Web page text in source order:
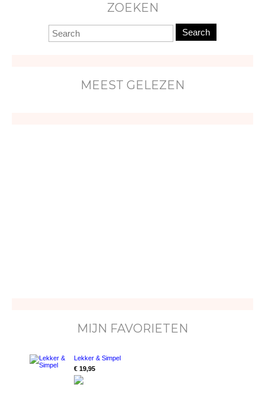
ZOEKEN
Search
MEEST GELEZEN
MIJN FAVORIETEN
Lekker & Simpel
€ 19,95